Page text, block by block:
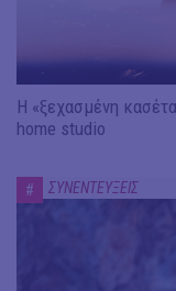
Η «ξεχασμένη
home studio
# ΣΥΝΕΝΤΕΥΞΕΙΣ